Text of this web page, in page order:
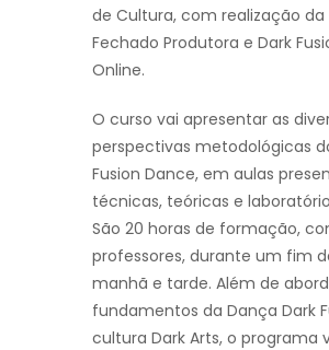
de Cultura, com realização da
Fechado Produtora e Dark
Online.
O curso vai apresentar as
perspectivas metodológicas
Fusion Dance, em aulas
técnicas, teóricas e
São 20 horas de formação,
professores, durante um fim
manhã e tarde. Além de
fundamentos da Dança Dark
cultura Dark Arts, o programa